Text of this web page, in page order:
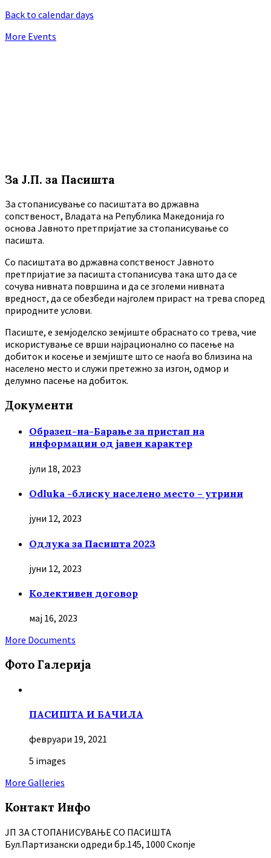
Back to calendar days
More Events
За Ј.П. за Пасишта
За стопанисување со пасиштата во државна
сопственост, Владата на Република Македонија го
основа Јавното претпријатие за стопанисување со
пасишта.
Co пасиштата во државна сопственост Јавното
претпријатие за пасишта стопанисува така што да се
сочува нивната површина и да се зголеми нивната
вредност, да се обезбеди најголем прираст на трева според
природните услови.
Пасиште, е земјоделско земјиште обраснато со трева, чие
искористување се врши најрационално со пасење на
добиток и косење и земјиште што се наоѓа во близина на
населено место и служи претежно за изгон, одмор и
делумно пасење на добиток.
Документи
Образец-на-Барање за пристап на
информации од јавен карактер
јули 18, 2023
Odluka -блиску населено место – утрини
јуни 12, 2023
Oдлука за Пасишта 2023
јуни 12, 2023
Колективен договор
мај 16, 2023
More Documents
Фото Галерија
ПАСИШТА И БАЧИЛА
февруари 19, 2021
5 images
More Galleries
Контакт Инфо
ЈП ЗА СТОПАНИСУВАЊЕ СО ПАСИШТА
Бул.Партизански oдреди бр.145, 1000 Скопје